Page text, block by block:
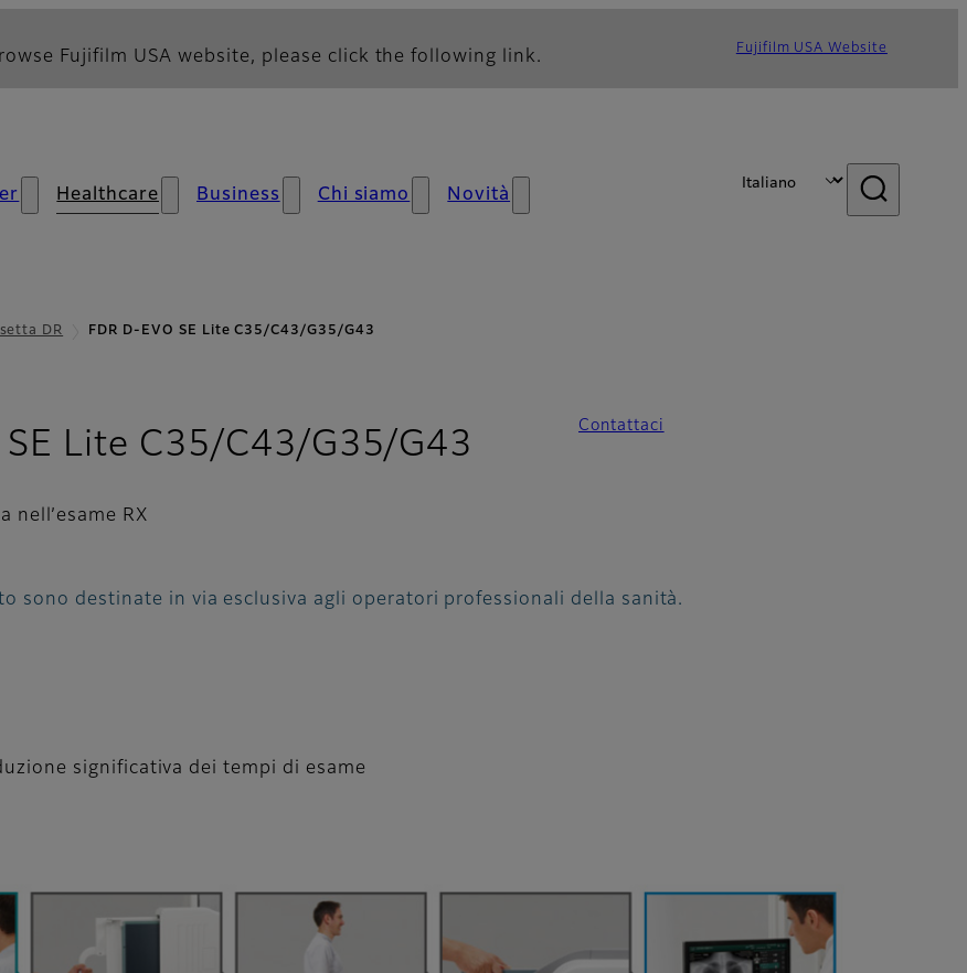
Fujifilm USA website, please click the following link. Fujifilm USA Website
Healthcare Business Chi siamo Novità
DR FDR D-EVO SE Lite C35/C43/G35/G43
SE Lite C35/C43/G35/G43
nell’esame RX
Contattaci
sono destinate in via esclusiva agli operatori professionali della sanità.
significativa dei tempi di esame